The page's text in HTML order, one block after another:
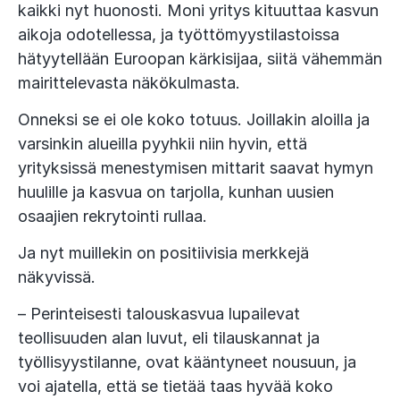
kaikki nyt huonosti. Moni yritys kituuttaa kasvun
aikoja odotellessa, ja työttömyystilastoissa
hätyytellään Euroopan kärkisijaa, siitä vähemmän
mairittelevasta näkökulmasta.
Onneksi se ei ole koko totuus. Joillakin aloilla ja
varsinkin alueilla pyyhkii niin hyvin, että
yrityksissä menestymisen mittarit saavat hymyn
huulille ja kasvua on tarjolla, kunhan uusien
osaajien rekrytointi rullaa.
Ja nyt muillekin on positiivisia merkkejä
näkyvissä.
– Perinteisesti talouskasvua lupailevat
teollisuuden alan luvut, eli tilauskannat ja
työllisyystilanne, ovat kääntyneet nousuun, ja
voi ajatella, että se tietää taas hyvää koko